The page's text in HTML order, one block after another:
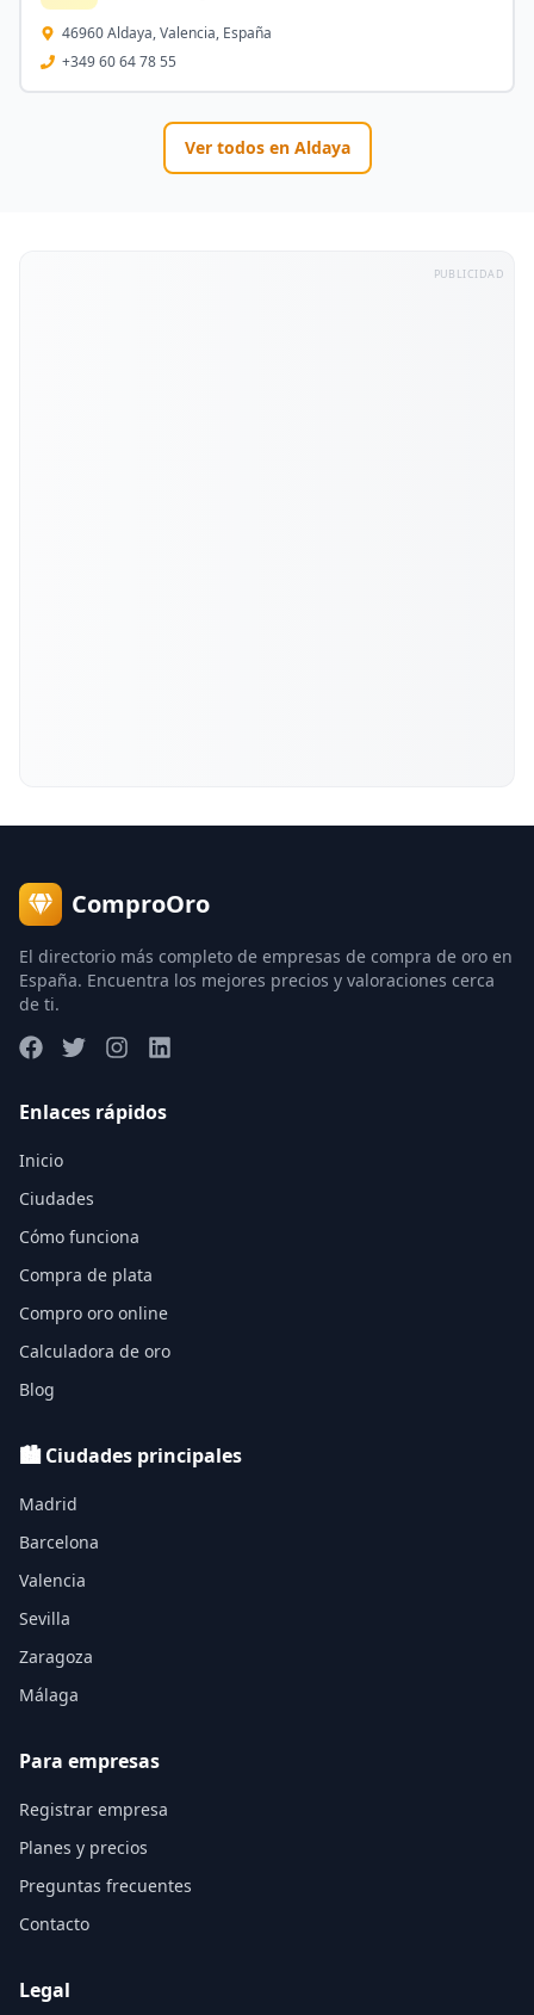
46960 Aldaya, Valencia, España
+349 60 64 78 55
Ver todos en Aldaya
PUBLICIDAD
ComproOro
El directorio más completo de empresas de compra de oro en
España. Encuentra los mejores precios y valoraciones cerca
de ti.
Enlaces rápidos
Inicio
Ciudades
Cómo funciona
Compra de plata
Compro oro online
Calculadora de oro
Blog
🏙️ Ciudades principales
Madrid
Barcelona
Valencia
Sevilla
Zaragoza
Málaga
Para empresas
Registrar empresa
Planes y precios
Preguntas frecuentes
Contacto
Legal